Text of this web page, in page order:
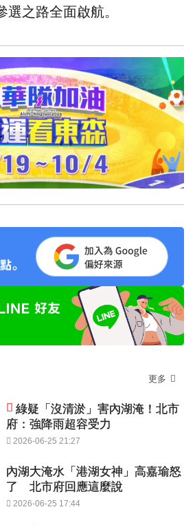
之路全面啟航。
更多
綠疑「沒清淤」害內湖淹！北市
府：強降雨超容受力
2026-06-25 21:27
內湖大淹水「港湖女神」高嘉瑜怒
了 北市府回應這麼說
2026-06-25 17:44